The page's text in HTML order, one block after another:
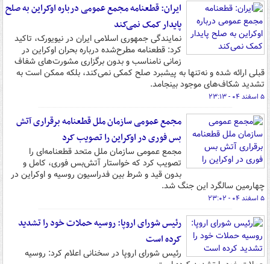
ایران: قطعنامه مجمع عمومی درباره اوکراین به صلح
پایدار کمک نمی‌کند
نمایندگی جمهوری اسلامی ایران در نیویورک، تاکید
کرد: قطعنامه مطرح‌شده درباره بحران اوکراین در
زمانی نامناسب و بدون برگزاری مشورت‌های شفاف
قبلی ارائه شده و نه‌تنها به پیشبرد صلح کمکی نمی‌کند، بلکه ممکن است به
تشدید شکاف‌های موجود بینجامد.
۵ اسفند ۰۴ - ۲۳:۱۳
مجمع عمومی سازمان ملل قطعنامه برقراری آتش
بس فوری در اوکراین را تصویب کرد
مجمع عمومی سازمان ملل متحد قطعنامه‌ای را
تصویب کرد که خواستار آتش‌بس فوری، کامل و
بدون قید و شرط بین فدراسیون روسیه و اوکراین در
چهارمین سالگرد این جنگ شد.
۵ اسفند ۰۴ - ۲۳:۰۲
رئیس شورای اروپا: روسیه حملات خود را تشدید
کرده است
رئیس شورای اروپا در سخنانی اعلام کرد: روسیه